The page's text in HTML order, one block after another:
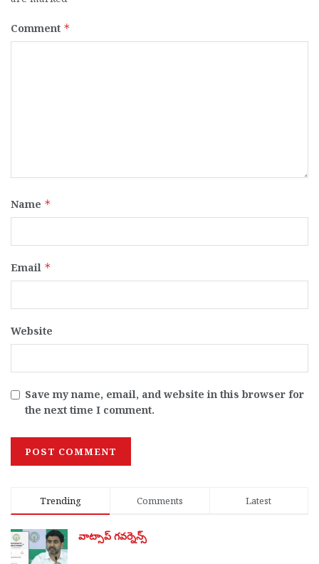
Comment *
Name *
Email *
Website
Save my name, email, and website in this browser for
the next time I comment.
Trending Comments Latest
వాట్సాప్ గవర్నెన్స్